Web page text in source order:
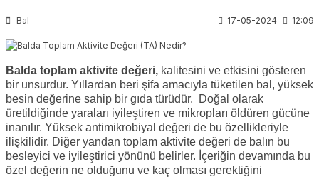
Bal 17-05-2024 12:09
Balda toplam aktivite değeri,kalitesini ve etkisini gösteren
bir unsurdur. Yıllardan beri şifa amacıyla tüketilen bal, yüksek
besin değerine sahip bir gıda türüdür.
Doğal olarak
üretildiğinde yaraları iyileştiren ve mikropları öldüren gücüne
inanılır. Yüksek antimikrobiyal değeri de bu özellikleriyle
ilişkilidir. Diğer yandan toplam aktivite değeri de balın bu
besleyici ve iyileştirici yönünü belirler. İçeriğin devamında bu
özel değerin ne olduğunu ve kaç olması gerektiğini